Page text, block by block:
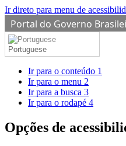
Ir direto para menu de
Portal do Governo
Portuguese
Ir para o conteúdo 1
Ir para o menu 2
Ir para a busca 3
Ir para o rodapé 4
Opções de